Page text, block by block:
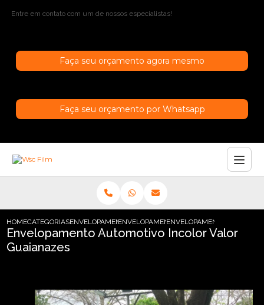
Entre em contato com um de nossos especialistas!
Faça seu orçamento agora mesmo
Faça seu orçamento por Whatsapp
HOMECATEGORIASENVELOPAMENTO AUTOMOTIVO
ENVELOPAMENTO AUTOMOTIVO
ENVELOPAMENTO
Envelopamento Automotivo Incolor Valor
Guaianazes